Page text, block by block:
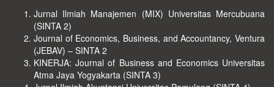
Jurnal Ilmiah Manajemen (MIX) Universitas Mercubuana
(SINTA 2)
Journal of Economics, Business, and Accountancy, Ventura
(JEBAV) – SINTA 2
KINERJA: Journal of Business and Economics Universitas
Atma Jaya Yogyakarta (SINTA 3)